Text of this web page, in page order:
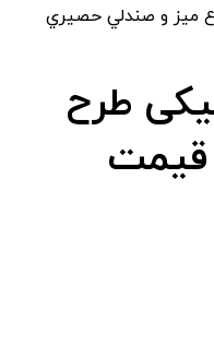
ميز و صندلي حصيري
طرح
قیمت